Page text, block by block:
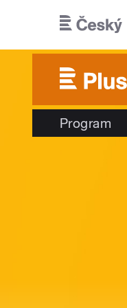
Program